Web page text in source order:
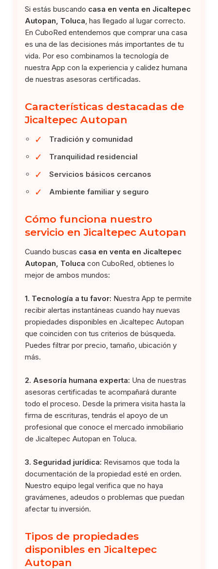
Si estás buscando casa en venta en Jicaltepec
Autopan, Toluca, has llegado al lugar correcto.
En CuboRed entendemos que comprar una casa
es una de las decisiones más importantes de tu
vida. Por eso combinamos la tecnología de
nuestra App con la experiencia y calidez humana
de nuestras asesoras certificadas.
Características destacadas de
Jicaltepec Autopan
✓ Tradición y comunidad
✓ Tranquilidad residencial
✓ Servicios básicos cercanos
✓ Ambiente familiar y seguro
Cómo funciona nuestro
servicio en Jicaltepec Autopan
Cuando buscas casa en venta en Jicaltepec
Autopan, Toluca con CuboRed, obtienes lo
mejor de ambos mundos:
1. Tecnología a tu favor: Nuestra App te permite
recibir alertas instantáneas cuando hay nuevas
propiedades disponibles en Jicaltepec Autopan
que coinciden con tus criterios de búsqueda.
Puedes filtrar por precio, tamaño, ubicación y
más.
2. Asesoría humana experta: Una de nuestras
asesoras certificadas te acompañará durante
todo el proceso. Desde la primera visita hasta la
firma de escrituras, tendrás el apoyo de un
profesional que conoce el mercado inmobiliario
de Jicaltepec Autopan en Toluca.
3. Seguridad jurídica: Revisamos que toda la
documentación de la propiedad esté en orden.
Nuestro equipo legal verifica que no haya
gravámenes, adeudos o problemas que puedan
afectar tu inversión.
Tipos de propiedades
disponibles en Jicaltepec
Autopan